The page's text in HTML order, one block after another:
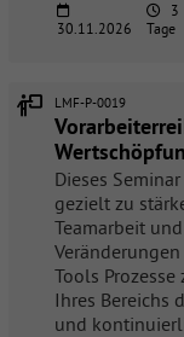
30.11.2026
3
Tage
LMF-P-0019
Dieses
gezielt zu
Teamarbeit
Tools
Ihres Bereichs
und